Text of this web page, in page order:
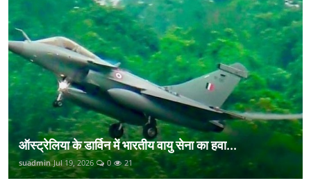
ऑस्ट्रेलिया के डार्विन में भारतीय वायु सेना का हवा...
suadmin Jul 19, 2026 0 21